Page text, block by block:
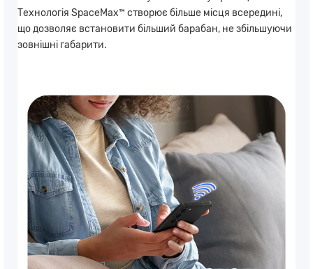
Технологія SpaceMax™ створює більше місця всередині,
що дозволяє встановити більший барабан, не збільшуючи
зовнішні габарити.